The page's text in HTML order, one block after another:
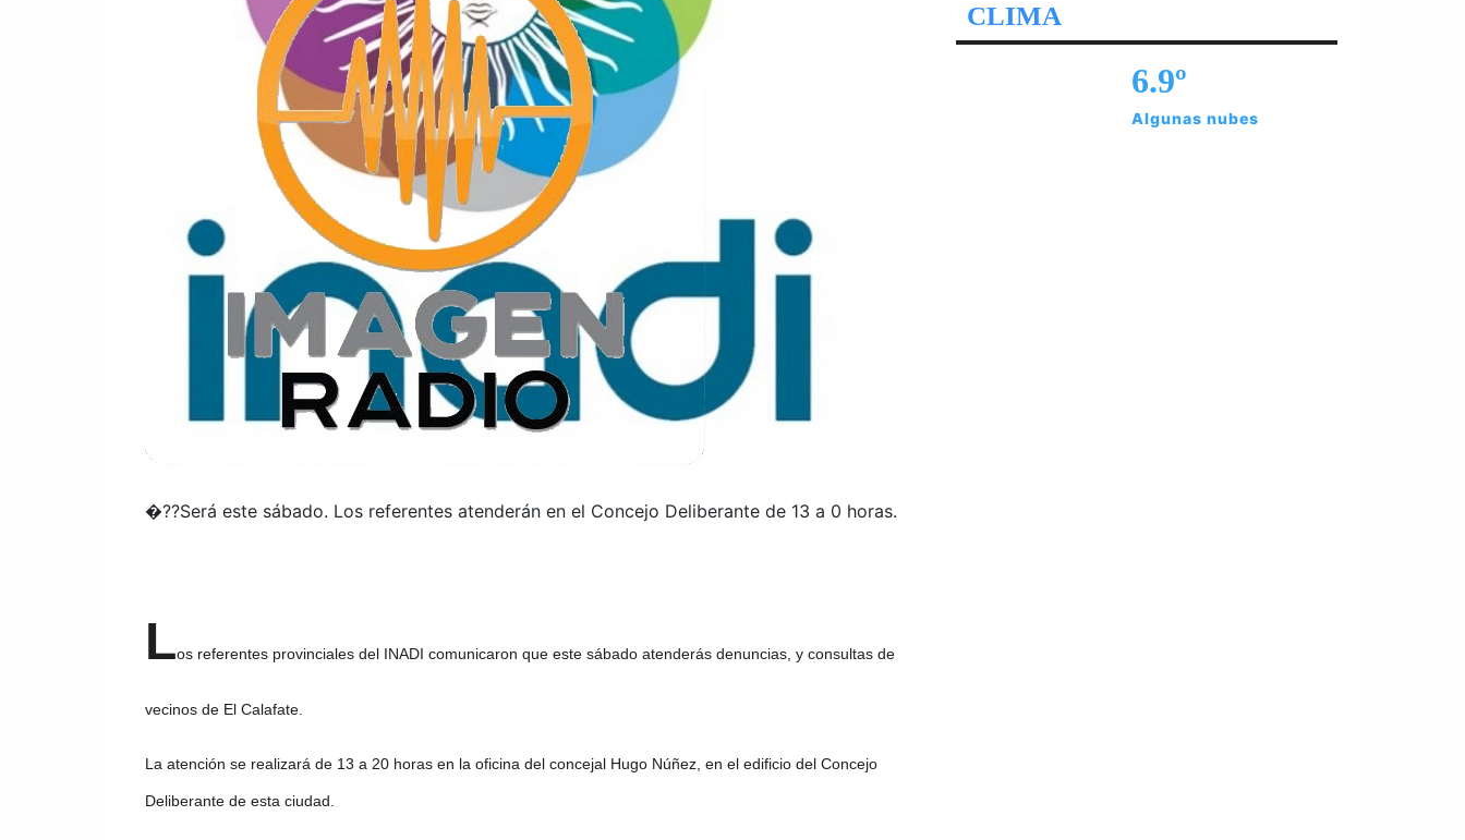
�??Será este sábado. Los referentes atenderán en el Concejo Deliberante de 13 a 0 horas.
Los referentes provinciales del INADI comunicaron que este sábado atenderás denuncias, y consultas de
vecinos de El Calafate.
La atención se realizará de 13 a 20 horas en la oficina del concejal Hugo Núñez, en el edificio del Concejo
Deliberante de esta ciudad.
CLIMA
6.9º
Algunas nubes